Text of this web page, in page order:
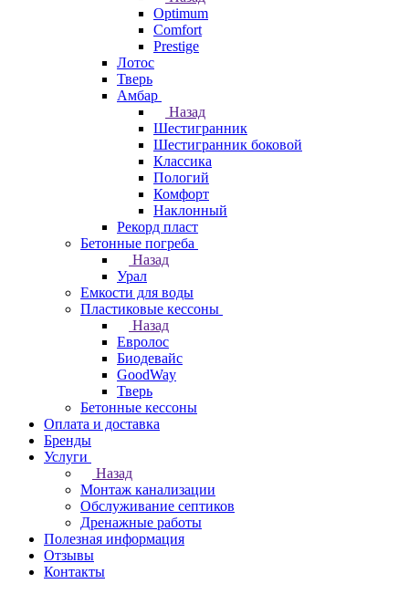
Optimum
Comfort
Prestige
Лотос
Тверь
Амбар
Назад
Шестигранник
Шестигранник боковой
Классика
Пологий
Комфорт
Наклонный
Рекорд пласт
Бетонные погреба
Назад
Урал
Емкости для воды
Пластиковые кессоны
Назад
Евролос
Биодевайс
GoodWay
Тверь
Бетонные кессоны
Оплата и доставка
Бренды
Услуги
Назад
Монтаж канализации
Обслуживание септиков
Дренажные работы
Полезная информация
Отзывы
Контакты